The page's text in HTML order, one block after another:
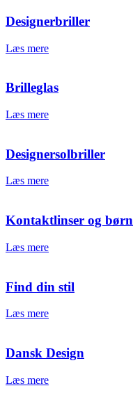
Designerbriller
Læs mere
Brilleglas
Læs mere
Designersolbriller
Læs mere
Kontaktlinser og børn
Læs mere
Find din stil
Læs mere
Dansk Design
Læs mere